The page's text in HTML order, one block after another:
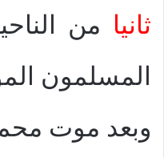
ثانيا من
المسلمون
وبعد موت